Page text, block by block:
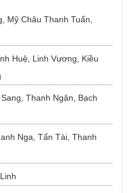
Mỹ Châu Thanh Tuấn,
Huệ, Linh Vương, Kiều
Thanh Ngân, Bạch
Nga, Tấn Tài, Thanh